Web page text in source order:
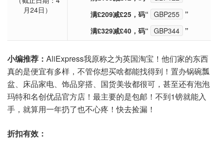
月24日）
满£209减£25，码“ GBP255
”
满£329减£40，码“ GBP344 ”
小编推荐： AliExpress我原称之为英国淘宝！他们家的东西
真的是便宜有多样，不管你想买啥都能找得到！置办锅碗瓢
盆、床品家电、饰品穿搭、国货美妆都很可，甚至还有泡泡
玛特和名创优品官方店！最主要的是包邮！不到1镑就能入
手，就算用一年扔了也不心疼！快去捡漏！
折扣有效：